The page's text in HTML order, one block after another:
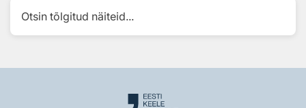
Otsin tõlgitud näiteid...